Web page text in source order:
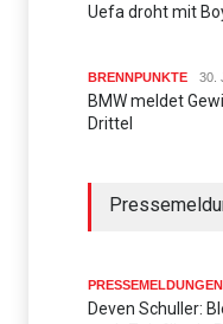
Uefa droht mit
BRENNPUNKTE 30.
BMW meldet
Drittel
PRESSEMELDUNGEN
Deven Schuller: